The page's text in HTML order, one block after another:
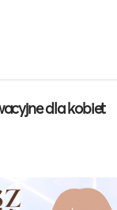
dla kobiet